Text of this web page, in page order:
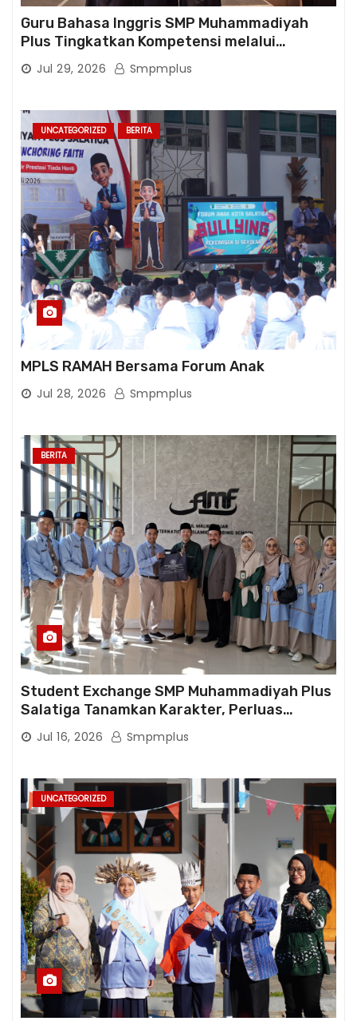
Guru Bahasa Inggris SMP Muhammadiyah
Plus Tingkatkan Kompetensi melalui
Pelatihan Cambridge Life Skills in Action
Jul 29, 2026 Smpmplus
UNCATEGORIZED BERITA
MPLS RAMAH Bersama Forum Anak
Jul 28, 2026 Smpmplus
BERITA
Student Exchange SMP Muhammadiyah Plus
Salatiga Tanamkan Karakter, Perluas
Wawasan, dan Tumbuhkan Semangat
Berprestasi
Jul 16, 2026 Smpmplus
UNCATEGORIZED